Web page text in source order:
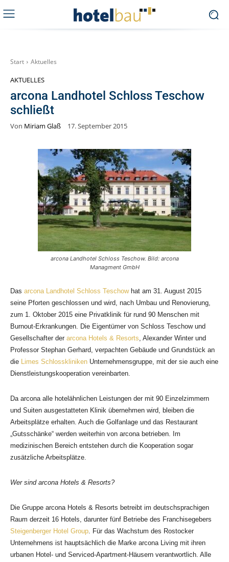
Start Aktuelles
AKTUELLES
arcona Landhotel Schloss Teschow
schließt
Von Miriam Glaß 17. September 2015
arcona Landhotel Schloss Teschow. Bild: arcona
Managment GmbH
Das arcona Landhotel Schloss Teschowhat am 31. August 2015
seine Pforten geschlossen und wird, nach Umbau und Renovierung,
zum 1. Oktober 2015 eine Privatklinik für rund 90 Menschen mit
Burnout-Erkrankungen. Die Eigentümer von Schloss Teschow und
Gesellschafter der arcona Hotels & Resorts, Alexander Winter und
Professor Stephan Gerhard, verpachten Gebäude und Grundstück an
die Limes Schlosskliniken Unternehmensgruppe, mit der sie auch eine
Dienstleistungskooperation vereinbarten.
Da arcona alle hotelähnlichen Leistungen der mit 90 Einzelzimmern
und Suiten ausgestatteten Klinik übernehmen wird, bleiben die
Arbeitsplätze erhalten. Auch die Golfanlage und das Restaurant
„Gutsschänke“ werden weiterhin von arcona betrieben. Im
medizinischen Bereich entstehen durch die Kooperation sogar
zusätzliche Arbeitsplätze.
Wer sind arcona Hotels & Resorts?
Die Gruppe arcona Hotels & Resorts betreibt im deutschsprachigen
Raum derzeit 16 Hotels, darunter fünf Betriebe des Franchisegebers
Steigenberger Hotel Group. Für das Wachstum des Rostocker
Unternehmens ist hauptsächlich die Marke arcona Living mit ihren
urbanen Hotel- und Serviced-Apartment-Häusern verantwortlich. Alle